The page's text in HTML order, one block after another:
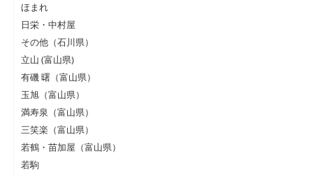
ほまれ
日栄・中村屋
その他（石川県）
立山 (富山県)
有磯 曙（富山県）
玉旭（富山県）
満寿泉（富山県）
三笑楽（富山県）
若鶴・苗加屋（富山県）
若駒